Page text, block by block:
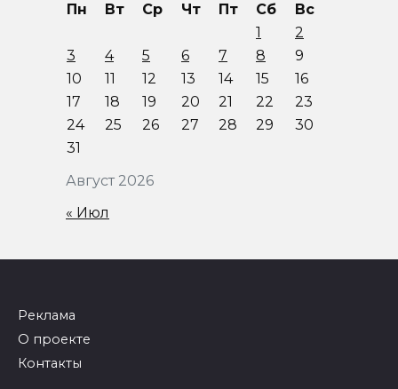
Август 2026
Пн Вт Ср Чт Пт Сб
Вс
1
2
3
4 5 6 7 8
9
10
11 12 13 14 15
16
17
18 19 20 21 22
23
24
25 26 27 28 29
30
31
« Июл
Реклама
О проекте
Контакты